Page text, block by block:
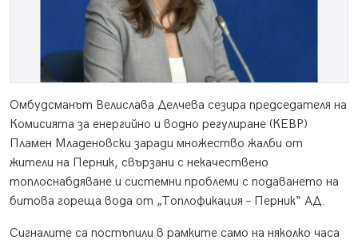
Омбудсманът Велислава Делчева сезира председателя на
Комисията за енергийно и водно регулиране (КЕВР)
Пламен Младеновски заради множество жалби от
жители на Перник, свързани с некачествено
топлоснабдяване и системни проблеми с подаването на
битова гореща вода от „Топлофикация – Перник“ АД.
Сигналите са постъпили в рамките само на няколко часа